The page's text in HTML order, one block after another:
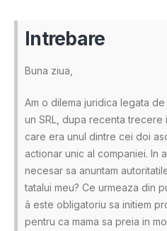
Intrebare
Buna ziua,
Am o dilema juridica legata de
un SRL, dupa recenta trecere
care era unul dintre cei doi
actionar unic al companiei. In
necesar sa anuntam
tatalui meu? Ce urmeaza din
â este obligatoriu sa initiem
pentru ca mama sa preia in